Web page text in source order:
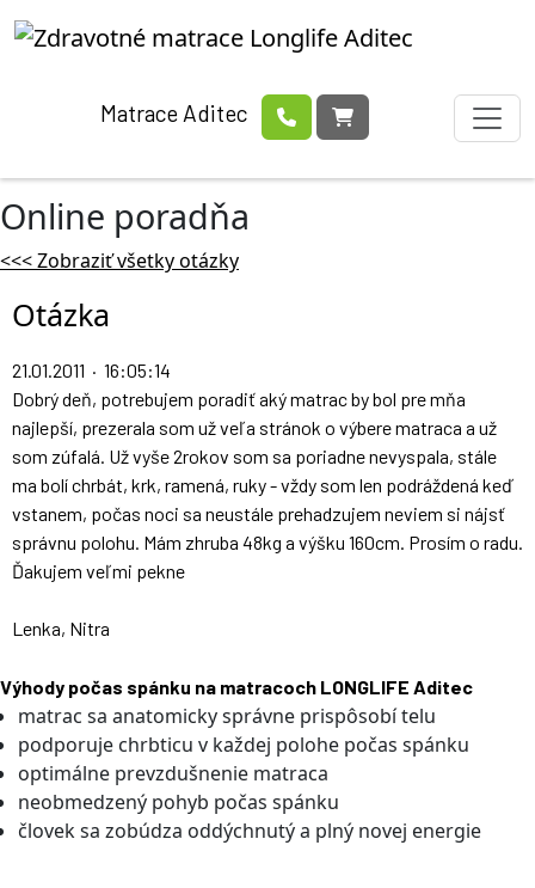
Matrace Aditec
Online poradňa
<<< Zobraziť všetky otázky
Otázka
21.01.2011 · 16:05:14
Dobrý deň, potrebujem poradiť aký matrac by bol pre mňa
najlepší, prezerala som už veľa stránok o výbere matraca a už
som zúfalá. Už vyše 2rokov som sa poriadne nevyspala, stále
ma bolí chrbát, krk, ramená, ruky - vždy som len podráždená keď
vstanem, počas noci sa neustále prehadzujem neviem si nájsť
správnu polohu. Mám zhruba 48kg a výšku 160cm. Prosím o radu.
Ďakujem veľmi pekne
Lenka, Nitra
Výhody počas spánku na matracoch LONGLIFE Aditec
matrac sa anatomicky správne prispôsobí telu
podporuje chrbticu v každej polohe počas spánku
optimálne prevzdušnenie matraca
neobmedzený pohyb počas spánku
človek sa zobúdza oddýchnutý a plný novej energie